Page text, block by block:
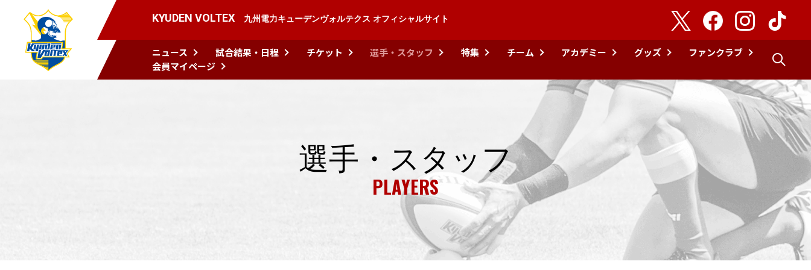
KYUDEN VOLTEX 九州電力キューデンヴォルテクス オフィシャルサイト
ニュース 試合結果・日程 チケット 選手・スタッフ 特集 チーム アカデミー グッズ
ファンクラブ
会員マイページ
選手・スタッフ
PLAYERS